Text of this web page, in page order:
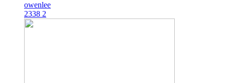
owenlee
2338 2